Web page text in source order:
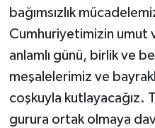
bağımsızlık
Cumhuriyetimizin umut
anlamlı günü, birlik ve
meşalelerimiz ve
coşkuyla kutlayacağız.
gurura ortak olmaya